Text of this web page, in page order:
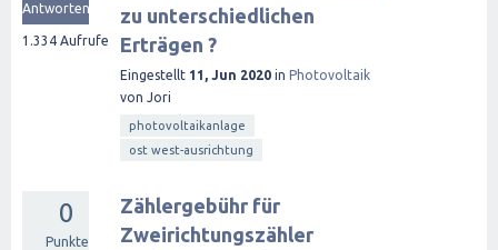
Antworten
1.334 Aufrufe
zu unterschiedlichen
Erträgen ?
Eingestellt 11, Jun 2020 in Photovoltaik
von Jori
photovoltaikanlage
ost west-ausrichtung
0
Punkte
Zählergebühr für
Zweirichtungszähler